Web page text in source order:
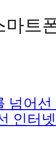
마트
넘어선
인터